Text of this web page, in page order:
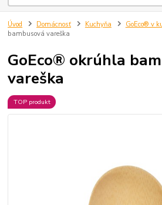
Úvod Domácnosť Kuchyňa GoEco® v
bambusová vareška
GoEco® okrúhla
vareška
TOP produkt